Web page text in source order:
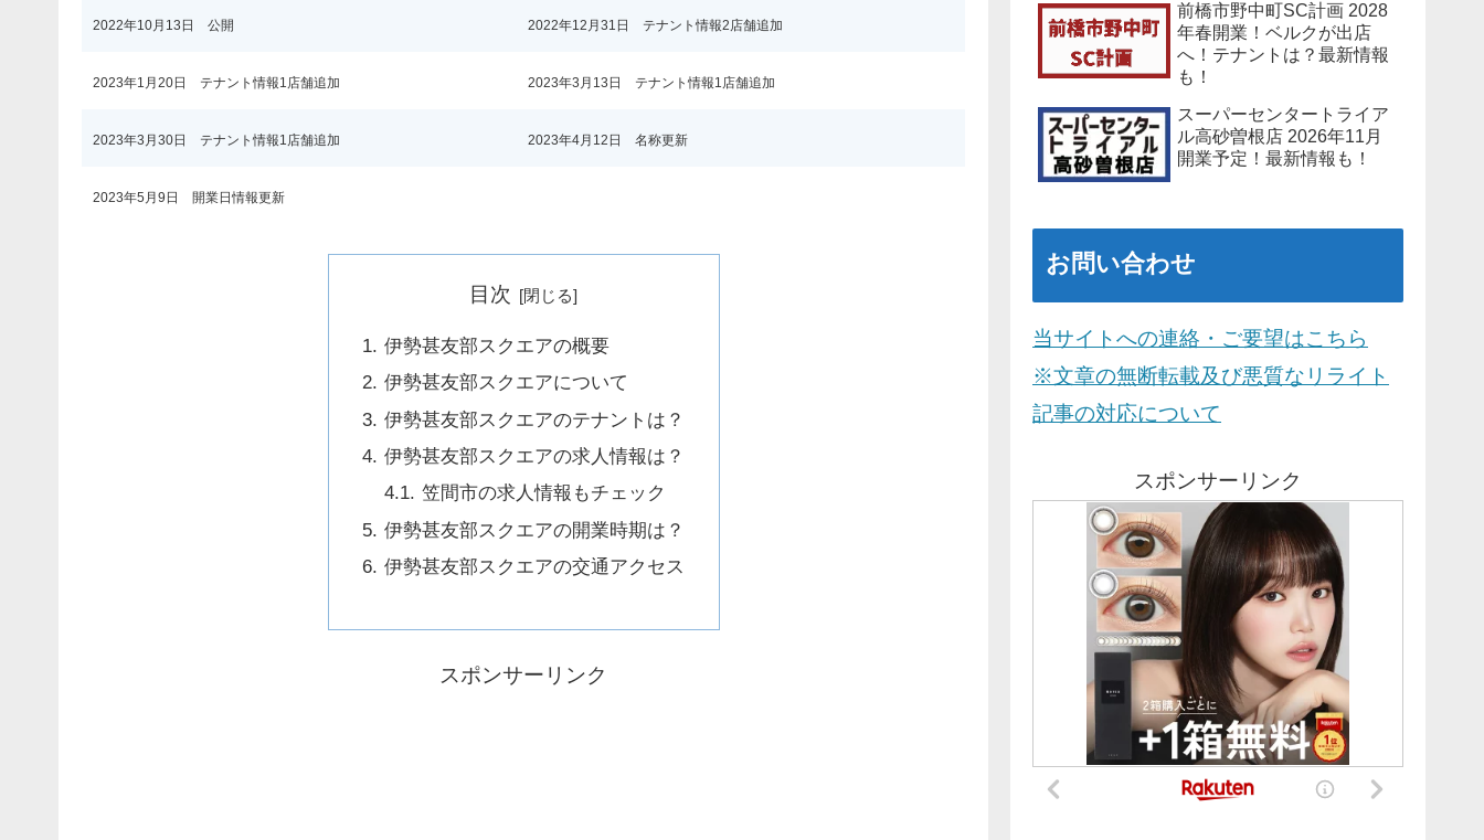
2022年10月13日 公開 2022年12月31日 テナント情報2店舗追加
2023年1月20日 テナント情報1店舗追加 2023年3月13日 テナント情報1店舗追加
2023年3月30日 テナント情報1店舗追加 2023年4月12日 名称更新
2023年5月9日 開業日情報更新
目次
伊勢甚友部スクエアの概要
伊勢甚友部スクエアについて
伊勢甚友部スクエアのテナントは？
伊勢甚友部スクエアの求人情報は？
笠間市の求人情報もチェック
伊勢甚友部スクエアの開業時期は？
伊勢甚友部スクエアの交通アクセス
スポンサーリンク
前橋市野中町SC計画 2028
年春開業！ベルクが出店
へ！テナントは？最新情報
も！
スーパーセンタートライア
ル高砂曽根店 2026年11月
開業予定！最新情報も！
お問い合わせ
当サイトへの連絡・ご要望はこちら
※文章の無断転載及び悪質なリライト
記事の対応について
スポンサーリンク